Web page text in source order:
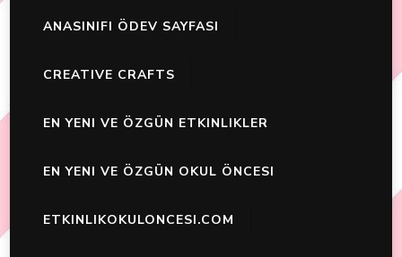
ANASINIFI ÖDEV SAYFASI
CREATIVE CRAFTS
EN YENI VE ÖZGÜN ETKINLIKLER
EN YENI VE ÖZGÜN OKUL ÖNCESI
ETKINLIKOKULONCESI.COM